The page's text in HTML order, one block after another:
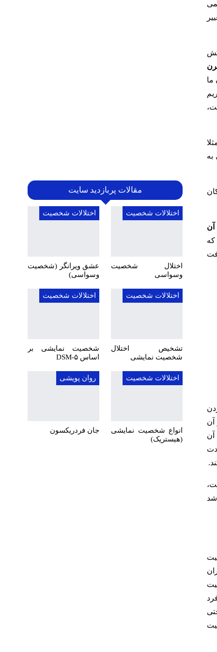
به
آن
که
آن
آن
شد
مقالات پربازدید سایت
اختلالات شخصیت
اختلال شخصیت
وسواسی
اختلالات شخصیت
عشق ویرانگر (شخصیت
وسواسی)
اختلالات شخصیت
تشخیص اختلال
شخصیت نمایشی
اختلالات شخصیت
شخصیت نمایشی بر
اساس DSM-۵
اختلالات شخصیت
انواع شخصیت نمایشی
(هیستریک)
روان پویشی
جان فردریکسون